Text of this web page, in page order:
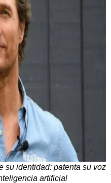
su identidad: patenta su voz
artificial